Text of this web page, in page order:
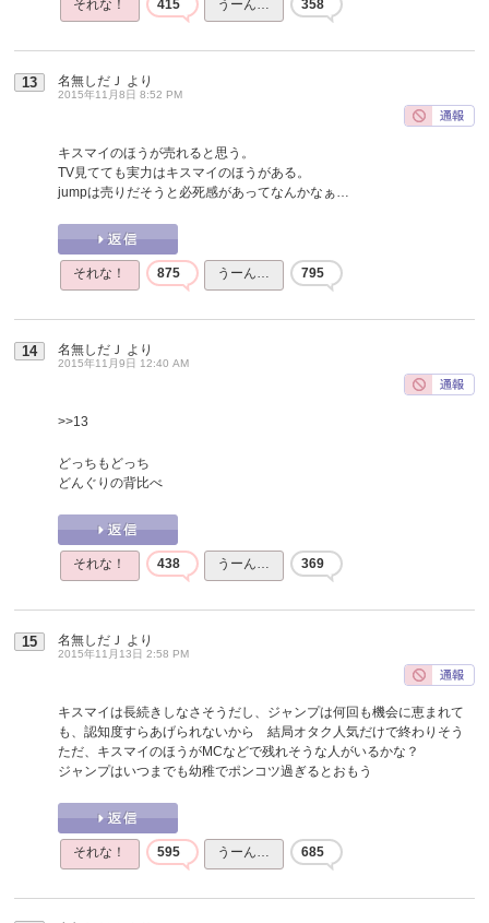
それな！ 415 うーん… 358
13 名無しだＪ より
2015年11月8日 8:52 PM
キスマイのほうが売れると思う。
TV見てても実力はキスマイのほうがある。
jumpは売りだそうと必死感があってなんかなぁ…
それな！ 875 うーん… 795
14 名無しだＪ より
2015年11月9日 12:40 AM
>>13
どっちもどっち
どんぐりの背比べ
それな！ 438 うーん… 369
15 名無しだＪ より
2015年11月13日 2:58 PM
キスマイは長続きしなさそうだし、ジャンプは何回も機会に恵まれて
も、認知度すらあげられないから 結局オタク人気だけで終わりそう
ただ、キスマイのほうがMCなどで残れそうな人がいるかな？
ジャンプはいつまでも幼稚でポンコツ過ぎるとおもう
それな！ 595 うーん… 685